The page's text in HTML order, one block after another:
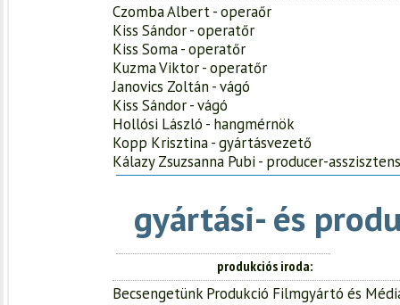
Czomba Albert - operaőr
Kiss Sándor - operatőr
Kiss Soma - operatőr
Kuzma Viktor - operatőr
Janovics Zoltán - vágó
Kiss Sándor - vágó
Hollósi László - hangmérnök
Kopp Krisztina - gyártásvezető
Kálazy Zsuzsanna Pubi - producer-asszisztens
gyártási- és
produkciós iroda
Becsengetünk Produkció Filmgyártó és